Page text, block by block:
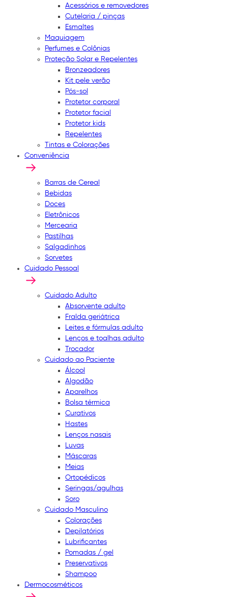
Acessórios e removedores
Cutelaria / pinças
Esmaltes
Maquiagem
Perfumes e Colônias
Proteção Solar e Repelentes
Bronzeadores
Kit pele verão
Pós-sol
Protetor corporal
Protetor facial
Protetor kids
Repelentes
Tintas e Colorações
Conveniência
Barras de Cereal
Bebidas
Doces
Eletrônicos
Mercearia
Pastilhas
Salgadinhos
Sorvetes
Cuidado Pessoal
Cuidado Adulto
Absorvente adulto
Fralda geriátrica
Leites e fórmulas adulto
Lenços e toalhas adulto
Trocador
Cuidado ao Paciente
Álcool
Algodão
Aparelhos
Bolsa térmica
Curativos
Hastes
Lenços nasais
Luvas
Máscaras
Meias
Ortopédicos
Seringas/agulhas
Soro
Cuidado Masculino
Colorações
Depilatórios
Lubrificantes
Pomadas / gel
Preservativos
Shampoo
Dermocosméticos